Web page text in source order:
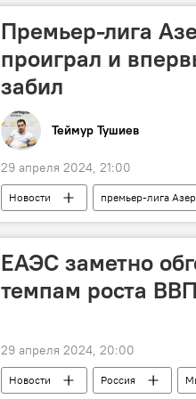
Инвестиции
Премьер-лига
проиграл и
забил
Теймур Тушиев
29 апреля 2024, 21:00
Новости
премьер-лига
Первая лига Азербайджана по
ЕАЭС заметно
темпам роста ВВП
29 апреля 2024, 20:00
Новости Россия